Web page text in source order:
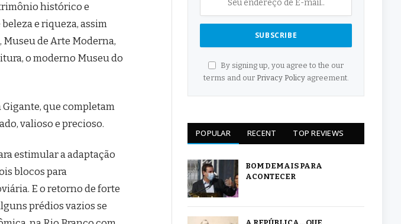
histórico e
e riqueza, assim
de Arte Moderna,
o moderno Museu do
Gigante, que completam
valioso e precioso.
estimular a adaptação
blocos para
E o retorno de forte
prédios vazios se
By signing up, you agree to the our
terms and our Privacy Policyagreement.
POPULAR RECENT TOP REVIEWS
BOM DEMAIS PARA
ACONTECER